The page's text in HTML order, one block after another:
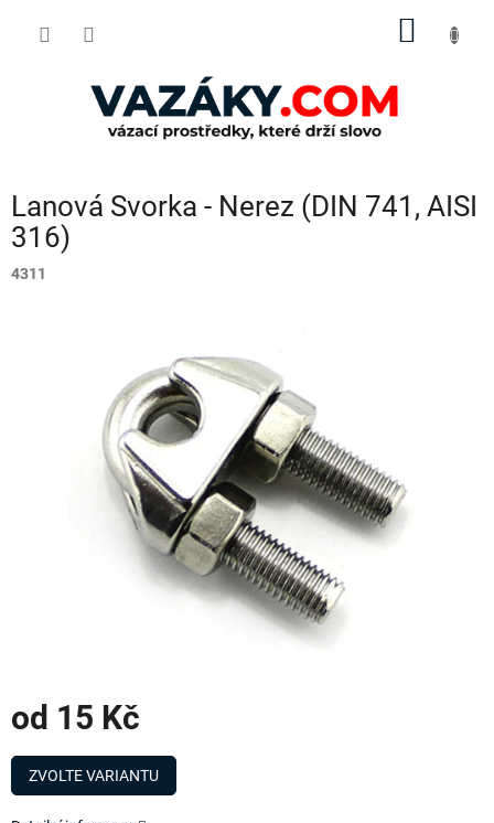
Lanová Svorka - Nerez (DIN 741, AISI
316)
4311
od 15 Kč
Měrná
cena:
ZVOLTE VARIANTU